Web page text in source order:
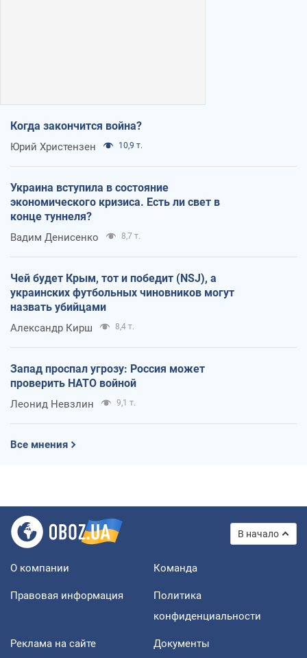
Когда закончится война?
Юрий Христензен 10,9 т.
Украина вступила в состояние
экономического кризиса. Есть ли свет в
конце туннеля?
Вадим Денисенко 8,7 т.
Чей будет Крым, тот и победит (NSJ), а
украинских футбольных чиновников могут
назвать убийцами
Александр Кирш 8,4 т.
Запад проспал угрозу: Россия может
проверить НАТО войной
Леонид Невзлин 9,1 т.
Все мнения
В начало
О компании Команда
Правовая информация
Политика
конфиденциальности
Реклама на сайте Документы